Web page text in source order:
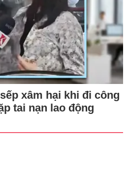
xâm hại khi đi công
tai nạn lao động